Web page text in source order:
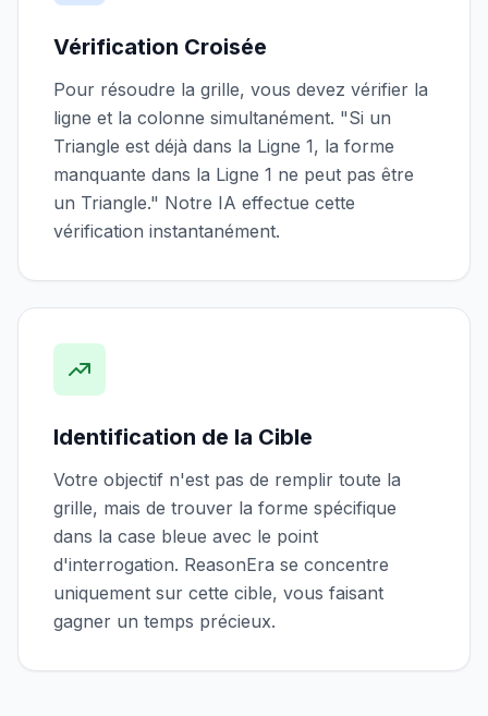
Vérification Croisée
Pour résoudre la grille, vous devez vérifier la
ligne et la colonne simultanément. "Si un
Triangle est déjà dans la Ligne 1, la forme
manquante dans la Ligne 1 ne peut pas être
un Triangle." Notre IA effectue cette
vérification instantanément.
Identification de la Cible
Votre objectif n'est pas de remplir toute la
grille, mais de trouver la forme spécifique
dans la case bleue avec le point
d'interrogation. ReasonEra se concentre
uniquement sur cette cible, vous faisant
gagner un temps précieux.